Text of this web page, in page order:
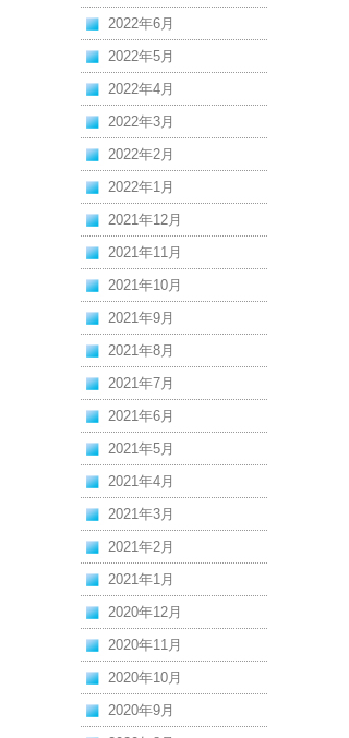
2022年6月
2022年5月
2022年4月
2022年3月
2022年2月
2022年1月
2021年12月
2021年11月
2021年10月
2021年9月
2021年8月
2021年7月
2021年6月
2021年5月
2021年4月
2021年3月
2021年2月
2021年1月
2020年12月
2020年11月
2020年10月
2020年9月